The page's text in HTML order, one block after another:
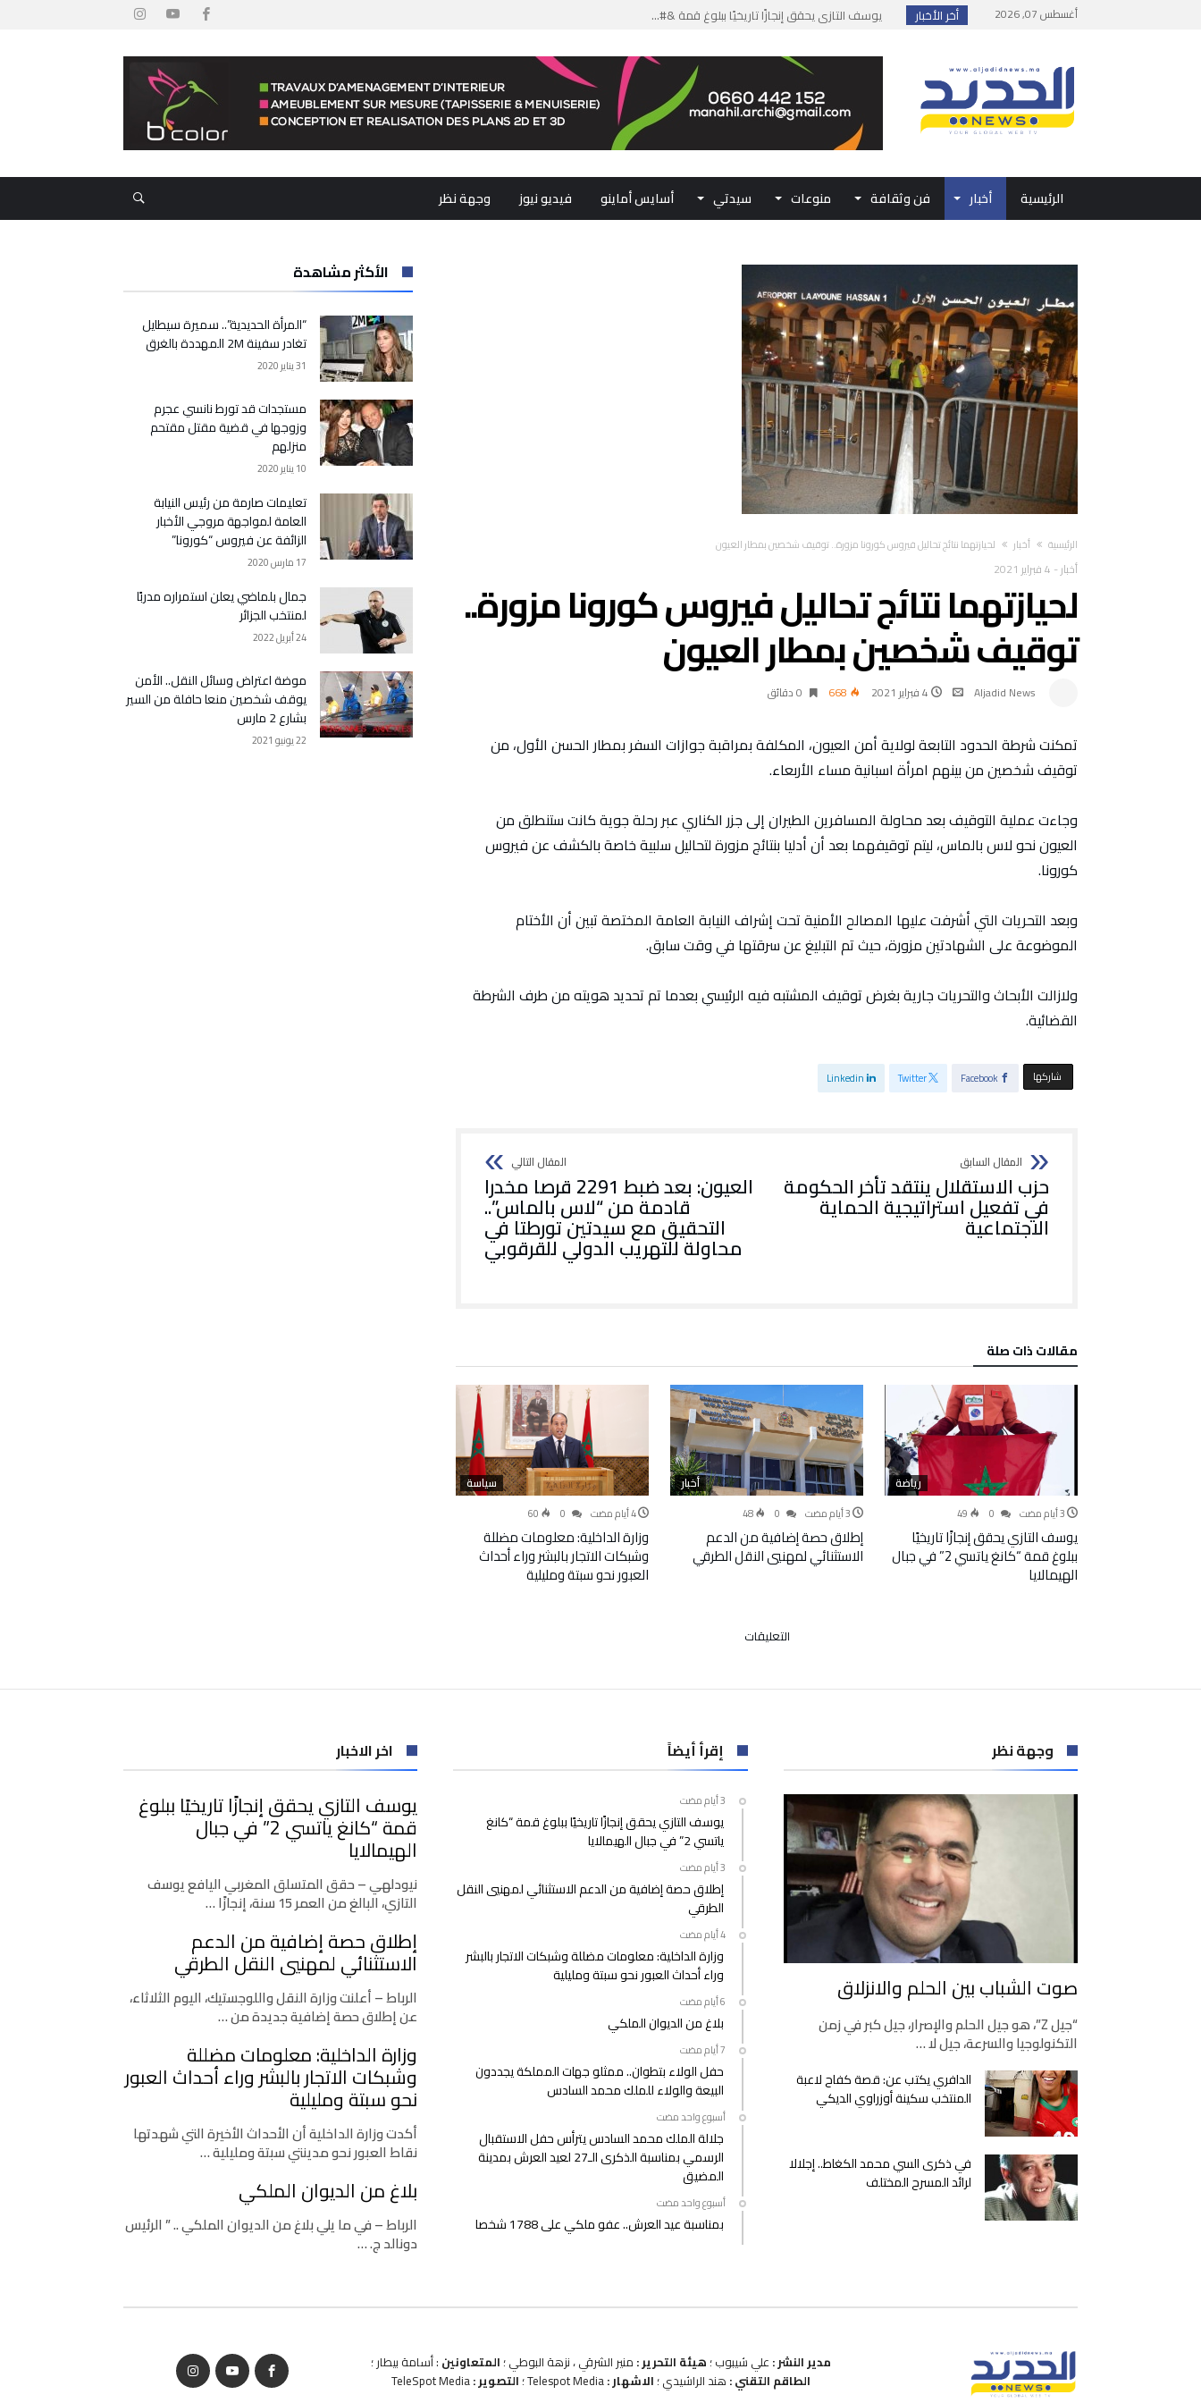
أغسطس 07, 2026 أخر الأخبار
يوسف التازي يحقق إنجازًا تاريخيًا ببلوغ قمة &#...
وزارة الداخلية: معلومات مضللة وشبكات الاتجار ب...
بلاغ من الديوان الملكي...
حفل الولاء بتطوان.. ممثلو جهات المملكة يجددون ...
الرئيسية أخبار فن وثقافة منوعات سيدتي أسايس أماينو فيديو نيوز وجهة نظر
‫الرئيسية‬ أخبار لحيازتهما نتائج تحاليل فيروس كورونا مزورة.. توقيف شخصين بمطار العيون
أخبار- 4 فبراير 2021
لحيازتهما نتائج تحاليل فيروس كورونا مزورة..
توقيف شخصين بمطار العيون
Aljadid News 4 فبراير 2021 668 0 ‫دقائق‬
تمكنت شرطة الحدود التابعة لولاية أمن العيون، المكلفة بمراقبة جوازات السفر بمطار الحسن الأول، من
توقيف شخصين من بينهم امرأة اسبانية مساء الأربعاء.
وجاءت عملية التوقيف بعد محاولة المسافرين الطيران إلى جزر الكناري عبر رحلة جوية كانت ستنطلق من
العيون نحو لاس بالماس، ليتم توقيفهما بعد أن أدليا بنتائج مزورة لتحاليل سلبية خاصة بالكشف عن فيروس
كورونا.
وبعد التحريات التي أشرفت عليها المصالح الأمنية تحت إشراف النيابة العامة المختصة تبين أن الأختام
الموضوعة على الشهادتين مزورة، حيث تم التبليغ عن سرقتها في وقت سابق.
ولازالت الأبحاث والتحريات جارية بغرض توقيف المشتبه فيه الرئيسي بعدما تم تحديد هويته من طرف الشرطة
القضائية.
‫‫ شاركها‬ Facebook
Twitter
Linkedin
حزب الاستقلال ينتقد تأخر الحكومة
في تفعيل استراتيجية الحماية
الاجتماعية
العيون: بعد ضبط 2291 قرصا مخدرا
قادمة من “لاس بالماس”..
التحقيق مع سيدتين تورطتا في
محاولة للتهريب الدولي للقرقوبي
‫مقالات ذات صلة‬
رياضة
49
يوسف التازي يحقق إنجازًا تاريخيًا
ببلوغ قمة “كانغ ياتسي 2” في جبال
الهيمالايا
أخبار
48
إطلاق حصة إضافية من الدعم
الاستثنائي لمهنيي النقل الطرقي
سياسة
60
وزارة الداخلية: معلومات مضللة
وشبكات الاتجار بالبشر وراء أحداث
العبور نحو سبتة ومليلية
التعليقات
تحاليل
مزورة..
توقيف
بمطار
العيون
مغلقة
الأكثر مشاهدة
“المرأة الحديدية”.. سميرة سيطايل
تغادر سفينة 2M المهددة بالغرق
31 يناير 2020
مستجدات قد تورط نانسي عجرم
وزوجها في قضية مقتل مقتحم
منزلهم
10 يناير 2020
تعليمات صارمة من رئيس النيابة
العامة لمواجهة مروجي الأخبار
الزائفة عن فيروس “كورونا”
17 مارس 2020
جمال بلماضي يعلن استمراره مدربًا
لمنتخب الجزائر
24 أبريل 2022
موضة اعتراض وسائل النقل.. الأمن
يوقف شخصين منعا حافلة من السير
بشارع 2 مارس
22 يونيو 2021
وجهة نظر
صوت الشباب بين الحلم والانزلاق
“جيل Z”، هو جيل الحلم والإصرار، جيل كبر في زمن
التكنولوجيا والسرعة، جيل لا …
الدافري يكتب عن: قصة كفاح لاعبة
المنتخب سكينة أوزراوي الديكي
في ذكرى السي محمد الكغاط.. إجلالا
لرائد المسرح المختلف
إقرأ أيضاً
يوسف التازي يحقق إنجازًا تاريخيًا ببلوغ قمة “كانغ
ياتسي 2” في جبال الهيمالايا
إطلاق حصة إضافية من الدعم الاستثنائي لمهنيي النقل
الطرقي
‫‫‫‏‫4 أيام مضت‬
وزارة الداخلية: معلومات مضللة وشبكات الاتجار بالبشر
وراء أحداث العبور نحو سبتة ومليلية
بلاغ من الديوان الملكي
حفل الولاء بتطوان.. ممثلو جهات المملكة يجددون
البيعة والولاء للملك محمد السادس
‫‫‫‏‫أسبوع واحد مضت‬
جلالة الملك محمد السادس يترأس حفل الاستقبال
الرسمي بمناسبة الذكرى الـ27 لعيد العرش بمدينة
المضيق
‫‫‫‏‫أسبوع واحد مضت‬
بمناسبة عيد العرش.. عفو ملكي على 1788 شخصا
اخر الاخبار
يوسف التازي يحقق إنجازًا تاريخيًا ببلوغ
قمة “كانغ ياتسي 2” في جبال
الهيمالايا
نيودلهي – حقق المتسلق المغربي اليافع يوسف
التازي، البالغ من العمر 15 سنة، إنجازًا …
إطلاق حصة إضافية من الدعم
الاستثنائي لمهنيي النقل الطرقي
الرباط – أعلنت وزارة النقل واللوجستيك، اليوم الثلاثاء،
عن إطلاق حصة إضافية جديدة من …
وزارة الداخلية: معلومات مضللة
وشبكات الاتجار بالبشر وراء أحداث العبور
نحو سبتة ومليلية
أكدت وزارة الداخلية أن الأحداث الأخيرة التي شهدتها
نقاط العبور نحو مدينتي سبتة ومليلية …
بلاغ من الديوان الملكي
الرباط – في ما يلي بلاغ من الديوان الملكي .. ” الرئيس
دونالد ج. …
مدير النشر : علي شيبوب ؛ هيئة التحرير : منير الشرقي ، نزهة البوطي ؛ المتعاونين : أسامة بيطار ؛
الطاقم التقني : هند الراشيدي ؛ الاشهار :Telespot Media ؛ التصوير :TeleSpot Media